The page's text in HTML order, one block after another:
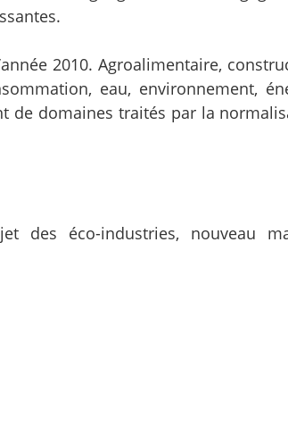
2010. Agroalimentaire,
eau, environnement,
de domaines traités par la
des éco-industries, nouveau